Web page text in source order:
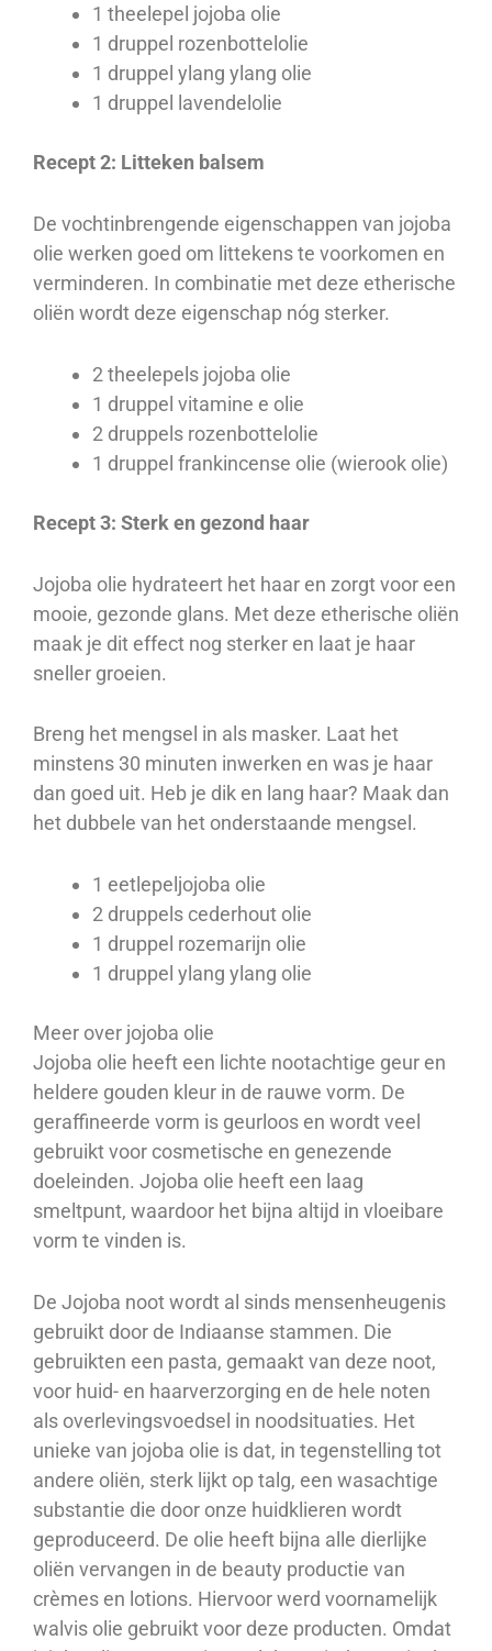
1 theelepel jojoba olie
1 druppel rozenbottelolie
1 druppel ylang ylang olie
1 druppel lavendelolie
Recept 2: Litteken balsem
De vochtinbrengende eigenschappen van jojoba
olie werken goed om littekens te voorkomen en
verminderen. In combinatie met deze etherische
oliën wordt deze eigenschap nóg sterker.
2 theelepels jojoba olie
1 druppel vitamine e olie
2 druppels rozenbottelolie
1 druppel frankincense olie (wierook olie)
Recept 3: Sterk en gezond haar
Jojoba olie hydrateert het haar en zorgt voor een
mooie, gezonde glans. Met deze etherische oliën
maak je dit effect nog sterker en laat je haar
sneller groeien.
Breng het mengsel in als masker. Laat het
minstens 30 minuten inwerken en was je haar
dan goed uit. Heb je dik en lang haar? Maak dan
het dubbele van het onderstaande mengsel.
1 eetlepeljojoba olie
2 druppels cederhout olie
1 druppel rozemarijn olie
1 druppel ylang ylang olie
Meer over jojoba olie
Jojoba olie heeft een lichte nootachtige geur en
heldere gouden kleur in de rauwe vorm. De
geraffineerde vorm is geurloos en wordt veel
gebruikt voor cosmetische en genezende
doeleinden. Jojoba olie heeft een laag
smeltpunt, waardoor het bijna altijd in vloeibare
vorm te vinden is.
De Jojoba noot wordt al sinds mensenheugenis
gebruikt door de Indiaanse stammen. Die
gebruikten een pasta, gemaakt van deze noot,
voor huid- en haarverzorging en de hele noten
als overlevingsvoedsel in noodsituaties. Het
unieke van jojoba olie is dat, in tegenstelling tot
andere oliën, sterk lijkt op talg, een wasachtige
substantie die door onze huidklieren wordt
geproduceerd. De olie heeft bijna alle dierlijke
oliën vervangen in de beauty productie van
crèmes en lotions. Hiervoor werd voornamelijk
walvis olie gebruikt voor deze producten. Omdat